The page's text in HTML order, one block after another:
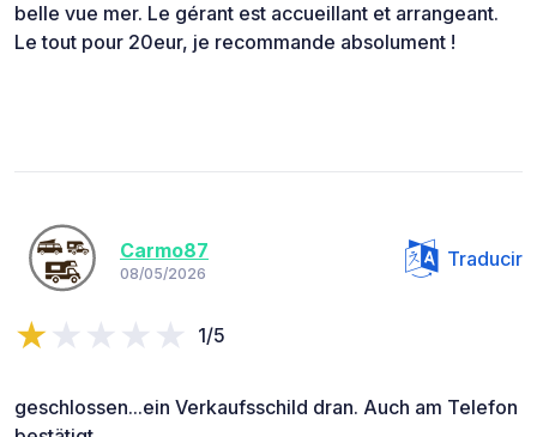
belle vue mer. Le gérant est accueillant et arrangeant.
Le tout pour 20eur, je recommande absolument !
Carmo87
08/05/2026
Traducir
1/5
geschlossen...ein Verkaufsschild dran. Auch am Telefon